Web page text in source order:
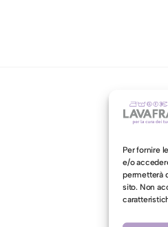
Per fornire
e/o
permetterà
sito. Non